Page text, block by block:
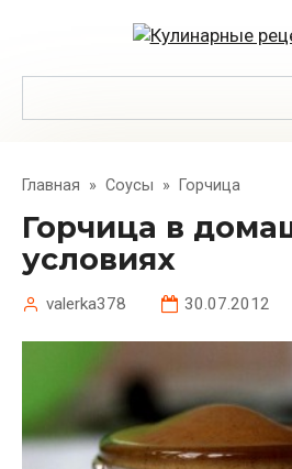
Главная » Соусы » Горчица
Горчица в домашних
условиях
valerka378 30.07.2012